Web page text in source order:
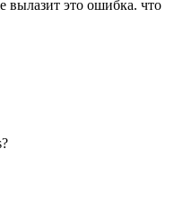
вылазит это ошибка. что